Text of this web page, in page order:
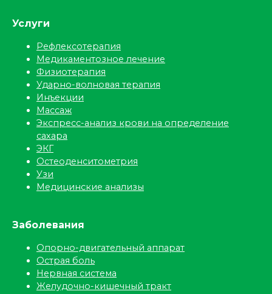
Услуги
Рефлексотерапия
Медикаментозное лечение
Физиотерапия
Ударно-волновая терапия
Инъекции
Массаж
Экспресс-анализ крови на определение
сахара
ЭКГ
Остеоденситометрия
Узи
Медицинские анализы
Заболевания
Опорно-двигательный аппарат
Острая боль
Нервная система
Желудочно-кишечный тракт